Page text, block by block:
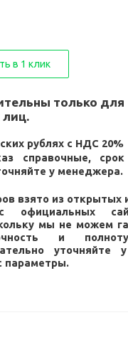
в 1 клик
только для
рублях с НДС 20%
справочные,
у менеджера.
взято из открытых
официальных
мы не можем
и
уточняйте
параметры.